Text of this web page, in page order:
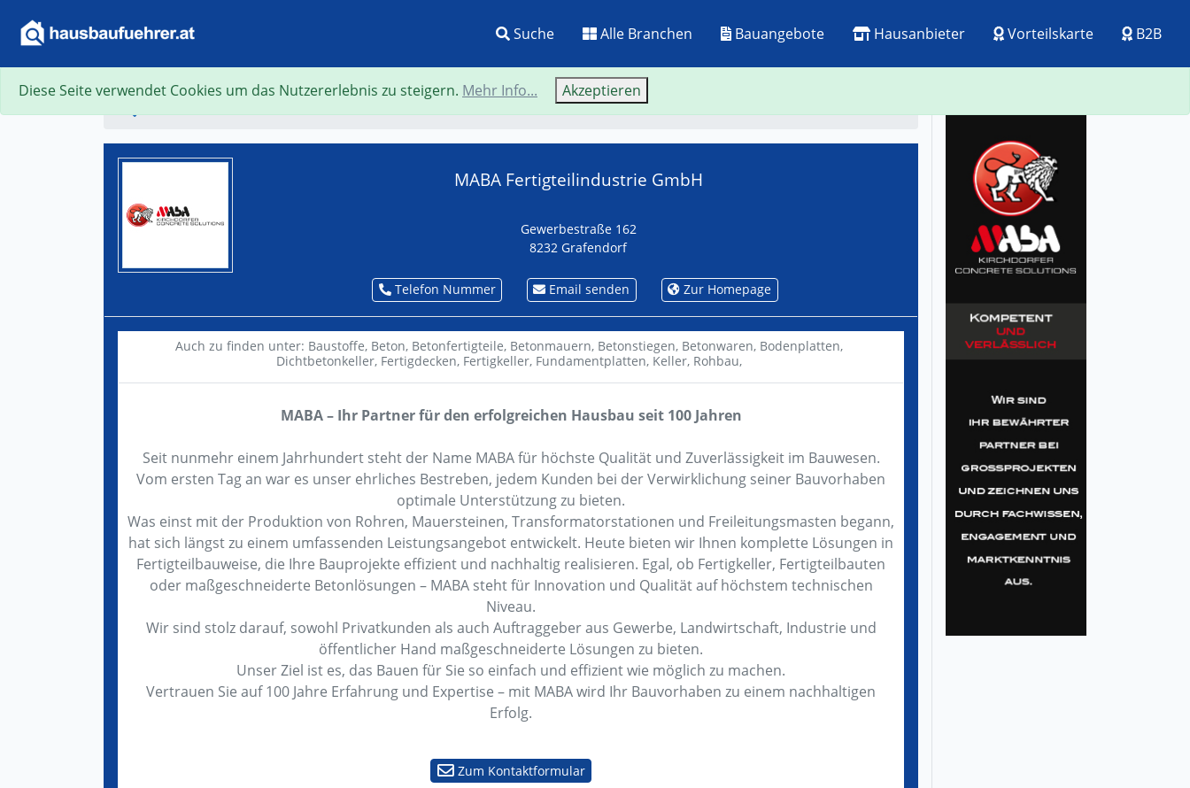
Suche Alle Branchen Bauangebote Hausanbieter Vorteilskarte B2B
MABA Fertigteilindustrie GmbH
Gewerbestraße 162
8232 Grafendorf
Telefon Nummer Email senden Zur Homepage
Auch zu finden unter: Baustoffe, Beton, Betonfertigteile, Betonmauern, Betonstiegen, Betonwaren, Bodenplatten,
Dichtbetonkeller, Fertigdecken, Fertigkeller, Fundamentplatten, Keller, Rohbau,
MABA – Ihr Partner für den erfolgreichen Hausbau seit 100 Jahren
Seit nunmehr einem Jahrhundert steht der Name MABA für höchste Qualität und Zuverlässigkeit im Bauwesen.
Vom ersten Tag an war es unser ehrliches Bestreben, jedem Kunden bei der Verwirklichung seiner Bauvorhaben
optimale Unterstützung zu bieten.
Was einst mit der Produktion von Rohren, Mauersteinen, Transformatorstationen und Freileitungsmasten begann,
hat sich längst zu einem umfassenden Leistungsangebot entwickelt. Heute bieten wir Ihnen komplette Lösungen in
Fertigteilbauweise, die Ihre Bauprojekte effizient und nachhaltig realisieren. Egal, ob Fertigkeller, Fertigteilbauten
oder maßgeschneiderte Betonlösungen – MABA steht für Innovation und Qualität auf höchstem technischen
Niveau.
Wir sind stolz darauf, sowohl Privatkunden als auch Auftraggeber aus Gewerbe, Landwirtschaft, Industrie und
öffentlicher Hand maßgeschneiderte Lösungen zu bieten.
Unser Ziel ist es, das Bauen für Sie so einfach und effizient wie möglich zu machen.
Vertrauen Sie auf 100 Jahre Erfahrung und Expertise – mit MABA wird Ihr Bauvorhaben zu einem nachhaltigen
Erfolg.
Zum Kontaktformular
Diese Seite verwendet Cookies um das Nutzererlebnis zu steigern. Mehr Info... Akzeptieren